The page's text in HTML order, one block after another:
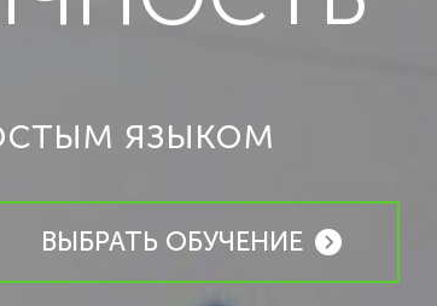
языком
ВЫБРАТЬ ОБУЧЕНИЕ